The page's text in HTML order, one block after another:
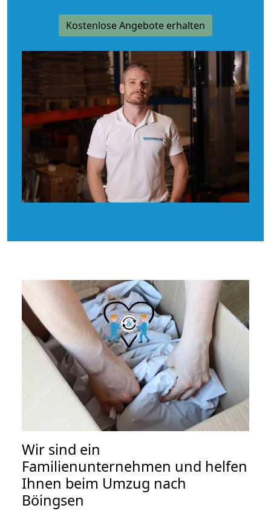
Kostenlose Angebote erhalten
Wir sind ein
Familienunternehmen und helfen
Ihnen beim Umzug nach
Böingsen